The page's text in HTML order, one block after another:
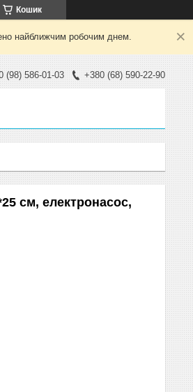
Кошик
найближчим робочим днем.
(98) 586-01-03 +380 (68) 590-22-90
см, електронасос,